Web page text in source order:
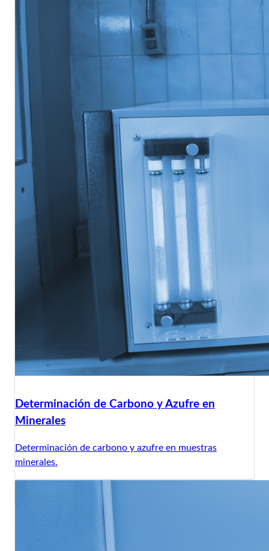
Determinación de Carbono y Azufre en
Minerales
Determinación de carbono y azufre en muestras
minerales.